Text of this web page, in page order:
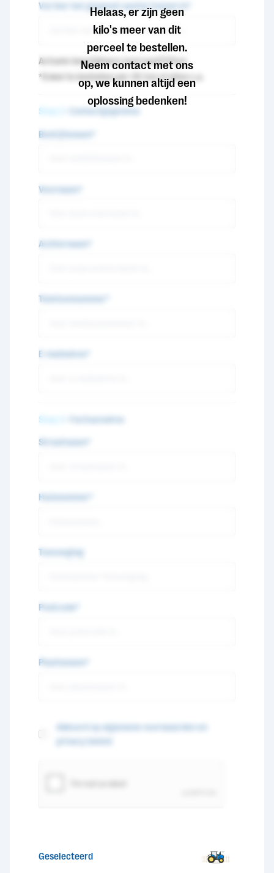
Helaas, er zijn geen
kilo's meer van dit
perceel te bestellen.
Neem contact met ons
op, we kunnen altijd een
oplossing bedenken!
Vul hier het gewenst aantal tonnen in*
Actuele beschikbare voorraad270ton
*Enkel te bestellen per 35 ton of alles c.a.
Stap 2 - Contactgegevens
Bedrijfsnaam*
Voornaam*
Achternaam*
Telefoonnummer*
E-mailadres*
Stap 3
Straatnaam*
Huisnummer*
Toevoeging
Postcode*
Plaatsnaam*
Akkoord op algemene voorwaarden en
Geselecteerd